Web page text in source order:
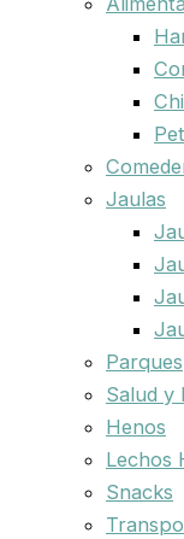
Jaulas
Parques
Salud y
Henos
Lechos
Snacks